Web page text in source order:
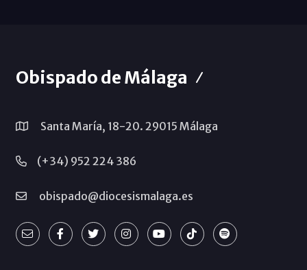
Obispado de Málaga
Santa María, 18-20. 29015 Málaga
(+34) 952 224 386
obispado@diocesismalaga.es